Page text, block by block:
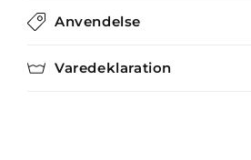
Anvendelse
Varedeklaration